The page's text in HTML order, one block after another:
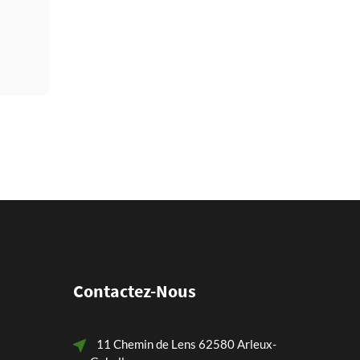
Contactez-Nous
11 Chemin de Lens 62580 Arleux-